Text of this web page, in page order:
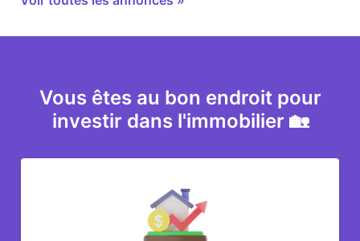
Vous êtes au bon endroit pour
investir dans l'immobilier 🏡